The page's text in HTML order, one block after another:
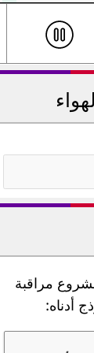
مراقبة
أدناه: